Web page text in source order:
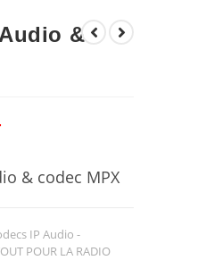
&
& codec MPX
IP Audio -
POUR LA RADIO